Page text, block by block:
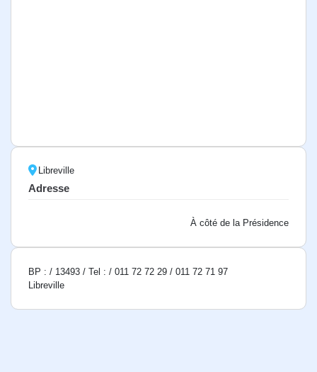
Libreville
Adresse
À côté de la Présidence
BP : / 13493 / Tel : / 011 72 72 29 / 011 72 71 97
Libreville